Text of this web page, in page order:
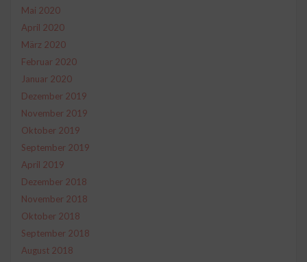
Mai 2020
April 2020
März 2020
Februar 2020
Januar 2020
Dezember 2019
November 2019
Oktober 2019
September 2019
April 2019
Dezember 2018
November 2018
Oktober 2018
September 2018
August 2018